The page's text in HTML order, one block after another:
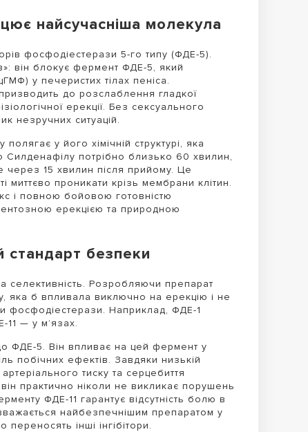
найсучасніша молекула
фосфодіестерази 5-го типу (ФДЕ-5).
він блокує фермент ФДЕ-5, який
у печеристих тілах пеніса.
до розслаблення гладкої
ерекції. Без сексуального
незручних ситуацій.
у його хімічній структурі, яка
потрібно близько 60 хвилин,
через 15 хвилин після прийому. Це
миттєво проникати крізь мембрани клітин.
і повною бойовою готовністю
ерекцією та природною
стандарт безпеки
Розробляючи препарат
яка б впливала виключно на ерекцію і не
фосфодіестерази. Наприклад, ФДЕ-1
11 — у м’язах.
ФДЕ-5. Він впливає на цей фермент у
побічних ефектів. Завдяки низькій
тиску та серцебиття
практично ніколи не викликає порушень
ФДЕ-11 гарантує відсутність болю в
найбезпечнішим препаратом у
інші інгібітори.